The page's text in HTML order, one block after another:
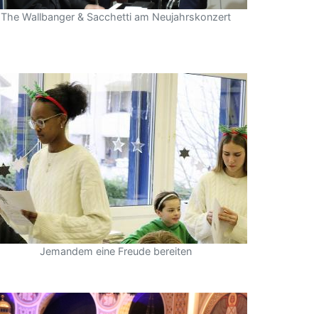
The Wallbanger & Sacchetti am Neujahrskonzert
Jemandem eine Freude bereiten